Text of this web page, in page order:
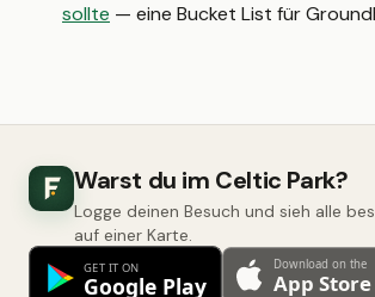
sollte — eine Bucket List für
Warst du im Celtic Park?
Logge deinen Besuch und sieh alle
auf einer Karte.